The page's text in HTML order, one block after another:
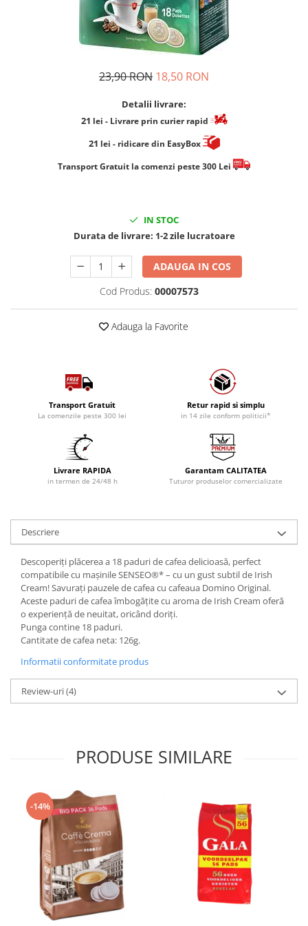
Nespresso Professional
Cafea Solubila
23,90 RON 18,50 RON
Detalii livrare:
21 lei - Livrare prin curier rapid
21 lei - ridicare din EasyBox
​​​​​​Transport Gratuit la comenzi peste 300 Lei
IN STOC
Durata de livrare: 1-2 zile lucratoare
ADAUGA IN COS
Cod Produs: 00007573
Adauga la Favorite
Transport Gratuit
La comenzile peste 300 lei
Retur rapid si simplu
in 14 zile conform politicii*
Livrare RAPIDA
in termen de 24/48 h
Garantam CALITATEA
Tuturor produselor comercializate
Descriere
Descoperiți plăcerea a 18 paduri de cafea delicioasă, perfect
compatibile cu mașinile SENSEO®* – cu un gust subtil de Irish
Cream! Savurați pauzele de cafea cu cafeaua Domino Original.
Aceste paduri de cafea îmbogățite cu aroma de Irish Cream oferă
o experiență de neuitat, oricând doriți.
Punga contine 18 paduri.
Cantitate de cafea neta: 126g.
Informatii conformitate produs
Review-uri(4)
PRODUSE SIMILARE
-14%